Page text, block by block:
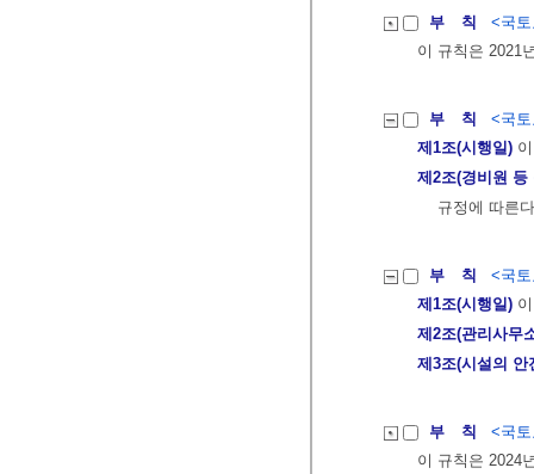
부 칙
<국
이 규칙은 2021
부 칙
<국
제1조(시행일)
제2조(경비원
규정에 따른
부 칙
<국
제1조(시행일)
제2조(관리사무
제3조(시설의 안
부 칙
<국
이 규칙은 2024